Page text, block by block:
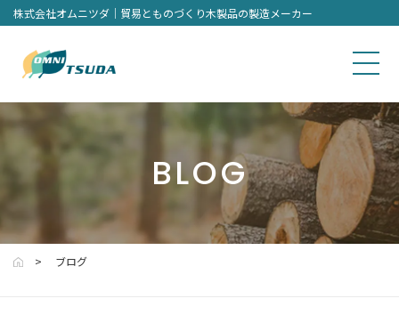
株式会社オムニツダ｜貿易とものづくり木製品の製造メーカー
BLOG
ブログ